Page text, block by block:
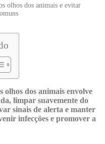
olhos dos animais e evitar
olhos dos animais envolve
limpar suavemente do
sinais de alerta e manter
infecções e promover a